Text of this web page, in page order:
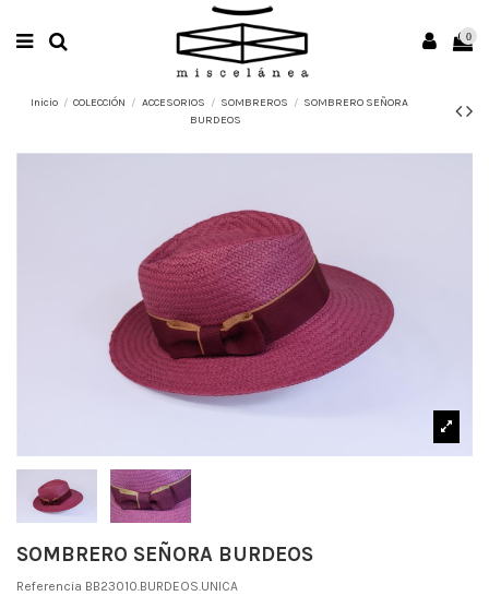
0
Inicio COLECCIÓN ACCESORIOS SOMBREROS
SOMBRERO SEÑORA
BURDEOS
SOMBRERO SEÑORA BURDEOS
Referencia BB23010.BURDEOS.UNICA